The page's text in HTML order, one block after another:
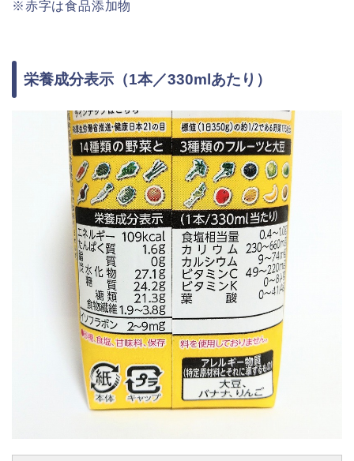
※赤字は食品添加物
栄養成分表示（1本／330mlあたり）